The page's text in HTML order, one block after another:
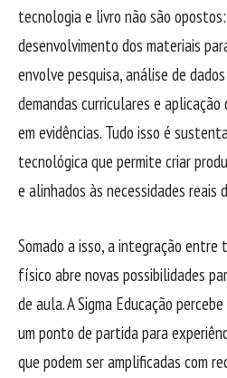
tecnologia e livro não são
desenvolvimento dos materiais
envolve pesquisa, análise de
demandas curriculares e
em evidências. Tudo isso é
tecnológica que permite criar
e alinhados às necessidades reais
Somado a isso, a integração
físico abre novas possibilidades
de aula. A Sigma Educação
um ponto de partida para
que podem ser amplificadas com